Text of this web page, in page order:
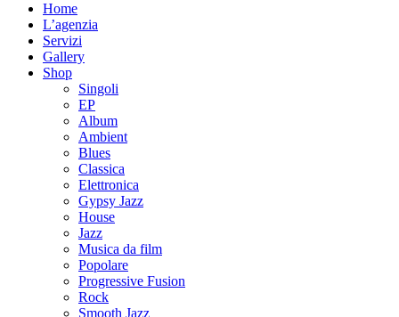
Home
L’agenzia
Servizi
Gallery
Shop
Singoli
EP
Album
Ambient
Blues
Classica
Elettronica
Gypsy Jazz
House
Jazz
Musica da film
Popolare
Progressive Fusion
Rock
Smooth Jazz